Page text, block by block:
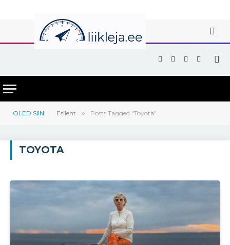
Facebook
X
(Twitter)
Instagram
YouTube
OLED SIIN: Esileht » Posts Tagged "Toyota"
TOYOTA